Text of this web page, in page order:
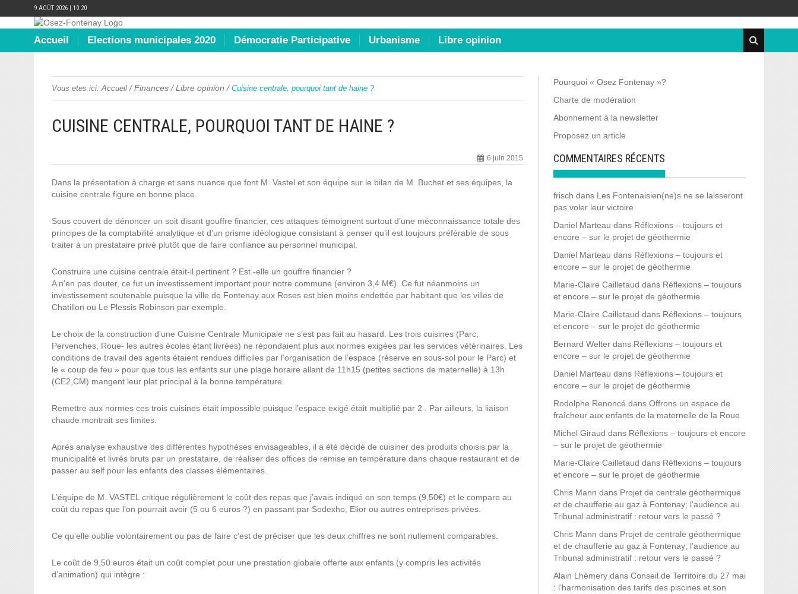
9 AOÛT 2026 | 10:20
Accueil Elections municipales 2020 Démocratie Participative Urbanisme Libre opinion
Vous etes ici: Accueil /Finances /Libre opinion / Cuisine centrale, pourquoi tant de haine ?
CUISINE CENTRALE, POURQUOI TANT DE HAINE ?
6 juin 2015
Dans la présentation à charge et sans nuance que font M. Vastel et son équipe sur le bilan de M. Buchet et ses équipes, la
cuisine centrale figure en bonne place.
Sous couvert de dénoncer un soit disant gouffre financier, ces attaques témoignent surtout d’une méconnaissance totale des
principes de la comptabilité analytique et d’un prisme idéologique consistant à penser qu’il est toujours préférable de sous
traiter à un prestataire privé plutôt que de faire confiance au personnel municipal.
Construire une cuisine centrale était-il pertinent ? Est -elle un gouffre financier ?
A n’en pas douter, ce fut un investissement important pour notre commune (environ 3,4 M€). Ce fut néanmoins un
investissement soutenable puisque la ville de Fontenay aux Roses est bien moins endettée par habitant que les villes de
Chatillon ou Le Plessis Robinson par exemple.
Le choix de la construction d’une Cuisine Centrale Municipale ne s’est pas fait au hasard. Les trois cuisines (Parc,
Pervenches, Roue- les autres écoles étant livrées) ne répondaient plus aux normes exigées par les services vétérinaires. Les
conditions de travail des agents étaient rendues difficiles par l’organisation de l’espace (réserve en sous-sol pour le Parc) et
le « coup de feu » pour que tous les enfants sur une plage horaire allant de 11h15 (petites sections de maternelle) à 13h
(CE2,CM) mangent leur plat principal à la bonne température.
Remettre aux normes ces trois cuisines était impossible puisque l’espace exigé était multiplié par 2 . Par ailleurs, la liaison
chaude montrait ses limites.
Après analyse exhaustive des différentes hypothèses envisageables, il a été décidé de cuisiner des produits choisis par la
municipalité et livrés bruts par un prestataire, de réaliser des offices de remise en température dans chaque restaurant et de
passer au self pour les enfants des classes élémentaires.
L’équipe de M. VASTEL critique régulièrement le coût des repas que j’avais indiqué en son temps (9,50€) et le compare au
coût du repas que l’on pourrait avoir (5 ou 6 euros ?) en passant par Sodexho, Elior ou autres entreprises privées.
Ce qu’elle oublie volontairement ou pas de faire c’est de préciser que les deux chiffres ne sont nullement comparables.
Le coût de 9,50 euros était un coût complet pour une prestation globale offerte aux enfants (y compris les activités
d’animation) qui intègre :
Pourquoi « Osez Fontenay »?
Charte de modération
Abonnement à la newsletter
Proposez un article
COMMENTAIRES RÉCENTS
frisch dans Les Fontenaisien(ne)s ne se laisseront
pas voler leur victoire
Daniel Marteau dans Réflexions – toujours et
encore – sur le projet de géothermie
Daniel Marteau dans Réflexions – toujours et
encore – sur le projet de géothermie
Marie-Claire Cailletaud dans Réflexions – toujours
et encore – sur le projet de géothermie
Marie-Claire Cailletaud dans Réflexions – toujours
et encore – sur le projet de géothermie
Bernard Welter dans Réflexions – toujours et
encore – sur le projet de géothermie
Daniel Marteau dans Réflexions – toujours et
encore – sur le projet de géothermie
Rodolphe Renoncé dans Offrons un espace de
fraîcheur aux enfants de la maternelle de la Roue
Michel Giraud dans Réflexions – toujours et encore
– sur le projet de géothermie
Marie-Claire Cailletaud dans Réflexions – toujours
et encore – sur le projet de géothermie
Chris Mann dans Projet de centrale géothermique
et de chaufferie au gaz à Fontenay; l’audience au
Tribunal administratif : retour vers le passé ?
Chris Mann dans Projet de centrale géothermique
et de chaufferie au gaz à Fontenay; l’audience au
Tribunal administratif : retour vers le passé ?
Alain Lhémery dans Conseil de Territoire du 27 mai
: l’harmonisation des tarifs des piscines et son